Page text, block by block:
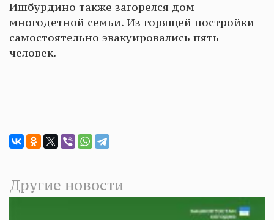
Ишбурдино также загорелся дом
многодетной семьи. Из горящей постройки
самостоятельно эвакуировались пять
человек.
Другие новости